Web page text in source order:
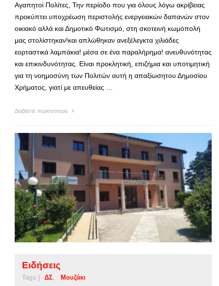
Αγαπητοί Πολίτες, Την περίοδο που για όλους λόγω ακρίβειας
προκύπτει υποχρέωση περιστολής ενεργειακών δαπανών στον
οικιακό αλλά και Δημοτικό Φωτισμό, στη σκοτεινή κωμόπολή
μας στολίστηκαν!και απλώθηκαν ανεξέλεγκτα χιλιάδες
εορταστικά λαμπάκια! μέσα σε ένα παραλήρημα! ανευθυνότητας
και επικινδυνότητας. Είναι προκλητική, επιζήμια και υποτιμητική
για τη νοημοσύνη των Πολιτών αυτή η απαξίωσητου Δημοσίου
Χρήματος, γιατί με απευθείας …
Διαβάστε περισσότερα
Ειδήσεις
Tags | ΔΣ Μουζάκι